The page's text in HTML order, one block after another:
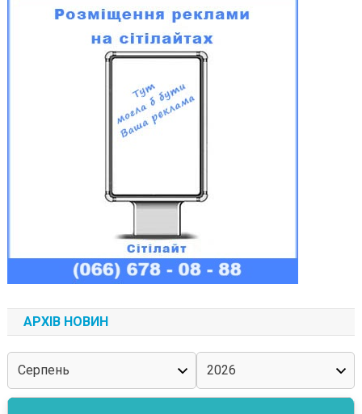
АРХІВ НОВИН